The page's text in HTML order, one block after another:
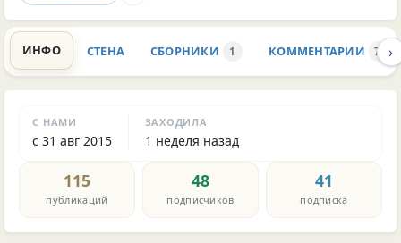
ИНФО СТЕНА СБОРНИКИ 1 КОММЕНТАРИИ 712
›
С НАМИ
с 31 авг 2015
ЗАХОДИЛА
1 неделя назад
115
публикаций
48
подписчиков
41
подписка